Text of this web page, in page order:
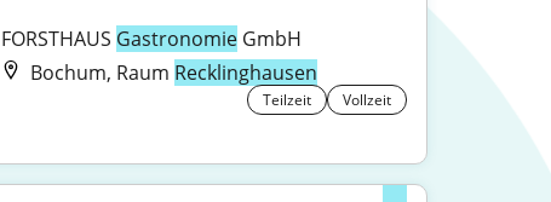
FORSTHAUS Gastronomie GmbH
Bochum, Raum Recklinghausen
Teilzeit Vollzeit